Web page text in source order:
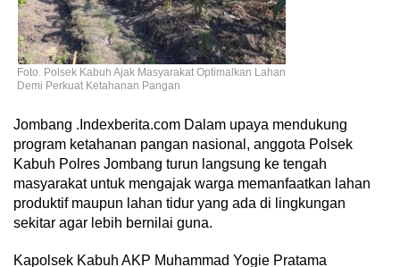
Foto. Polsek Kabuh Ajak Masyarakat Optimalkan Lahan
Demi Perkuat Ketahanan Pangan
Jombang .Indexberita.com Dalam upaya mendukung
program ketahanan pangan nasional, anggota Polsek
Kabuh Polres Jombang turun langsung ke tengah
masyarakat untuk mengajak warga memanfaatkan lahan
produktif maupun lahan tidur yang ada di lingkungan
sekitar agar lebih bernilai guna.
Kapolsek Kabuh AKP Muhammad Yogie Pratama